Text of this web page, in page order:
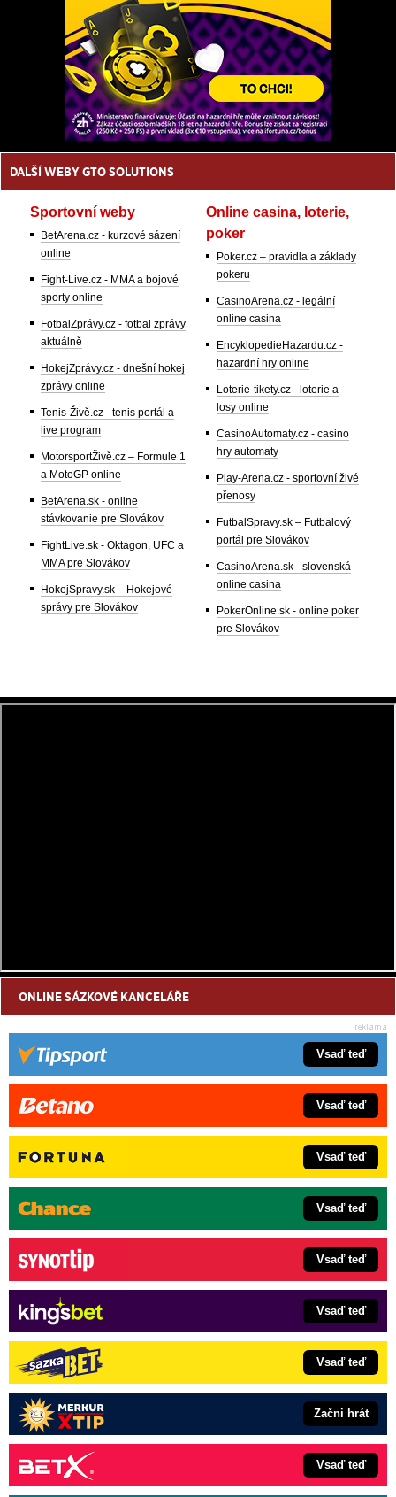
DALŠÍ WEBY GTO SOLUTIONS
Sportovní weby
BetArena.cz - kurzové sázení
online
Fight-Live.cz - MMA a bojové
sporty online
FotbalZprávy.cz - fotbal zprávy
aktuálně
HokejZprávy.cz - dnešní hokej
zprávy online
Tenis-Živě.cz - tenis portál a
live program
MotorsportŽivě.cz – Formule 1
a MotoGP online
BetArena.sk - online
stávkovanie pre Slovákov
FightLive.sk - Oktagon, UFC a
MMA pre Slovákov
HokejSpravy.sk – Hokejové
správy pre Slovákov
Online casina, loterie,
poker
Poker.cz – pravidla a základy
pokeru
CasinoArena.cz - legální
online casina
EncyklopedieHazardu.cz -
hazardní hry online
Loterie-tikety.cz - loterie a
losy online
CasinoAutomaty.cz - casino
hry automaty
Play-Arena.cz - sportovní živé
přenosy
FutbalSpravy.sk – Futbalový
portál pre Slovákov
CasinoArena.sk - slovenská
online casina
PokerOnline.sk - online poker
pre Slovákov
ONLINE SÁZKOVÉ KANCELÁŘE
Vsaď teď
Vsaď teď
Vsaď teď
Vsaď teď
Vsaď teď
Vsaď teď
Vsaď teď
Začni hrát
Vsaď teď